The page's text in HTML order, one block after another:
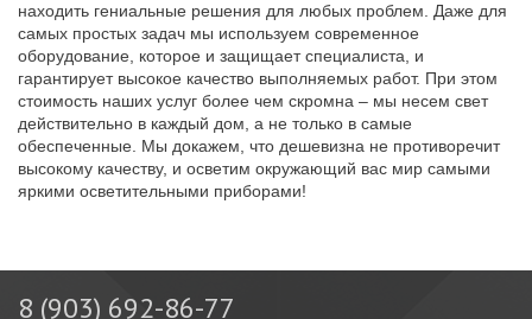
находить гениальные решения для любых проблем. Даже для
самых простых задач мы используем современное
оборудование, которое и защищает специалиста, и
гарантирует высокое качество выполняемых работ. При этом
стоимость наших услуг более чем скромна – мы несем свет
действительно в каждый дом, а не только в самые
обеспеченные. Мы докажем, что дешевизна не противоречит
высокому качеству, и осветим окружающий вас мир самыми
яркими осветительными приборами!
8 (903) 692-86-77